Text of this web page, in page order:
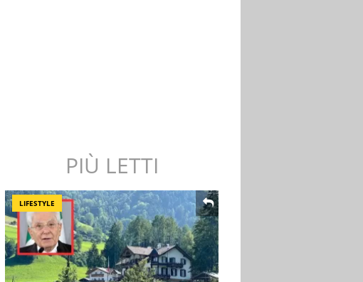
PIÙ LETTI
LIFESTYLE